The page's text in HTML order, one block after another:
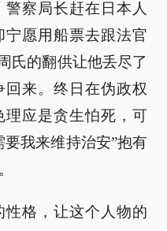
察局长赶在日本人
愿用船票去跟法官
氏的翻供让他丢尽了
来。终日在伪政权
理应是贪生怕死，可
我来维持治安”抱有
格，让这个人物的